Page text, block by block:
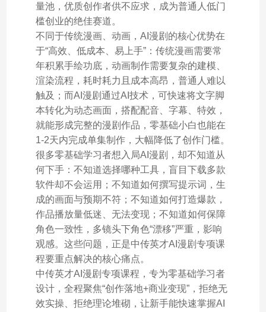
量池，优质创作者供不应求，成为普通人低门
槛创业的绝佳赛道。
不同于传统漫画、动画，AI漫剧的核心优势在
于“高效、低成本、易上手”：传统漫画需要常
年积累手绘功底，动画制作需要复杂的建模、
渲染流程，耗时耗力且成本高昂，普通人难以
触及；而AI漫剧通过AI技术，可快速将文字脚
本转化为动态画面，搭配配音、字幕、特效，
就能形成完整的漫剧作品，零基础小白也能在
1-2天内完成单集制作，大幅降低了创作门槛。
很多零基础学习者想入局AI漫剧，却不知道从
何下手：不知道选择哪种工具，盲目下载多款
软件却不会运用；不知道如何撰写提示词，生
成的画面与预期不符；不知道如何打造爆款，
作品播放量低迷、无法变现；不知道如何保障
角色一致性，多镜头下角色“漂移”严重，影响
观感。这些问题，正是中传英才AI漫剧专项课
程要重点解决的核心痛点。
中传英才AI漫剧专项课程，专为零基础学习者
设计，全程聚焦“创作落地+商业变现”，拒绝无
效实操、拒绝理论堆砌，让新手能快速掌握AI